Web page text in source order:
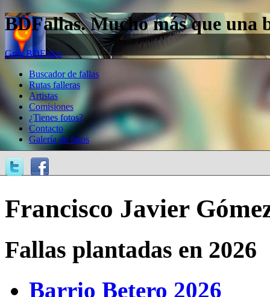
BDFallas. Mucho más que una
Guía BDFallas
Buscador de fallas
Rutas falleras
Artistas
Comisiones
¿Tienes fotos?
Contacto
Galería de fotos
Francisco Javier
Fallas plantadas en 2026
Barrio Betero 2026